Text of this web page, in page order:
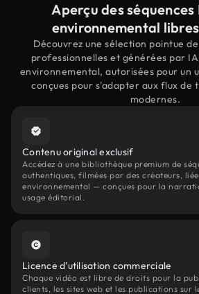
Aperçu des
environnemental
Découvrez une sélection pointue
professionnelles et générées par
environnemental, autorisées pour un
conçues pour s'adapter aux flux de
modernes.
Contenu original exclusif
Accédez à une bibliothèque premium de
authentiques, filmées par des créateurs,
environnemental — conçues pour la
usage éditorial.
Licence d'utilisation commerciale
Chaque vidéo est libre de droits pour la
clients, les sites web et les publications sur